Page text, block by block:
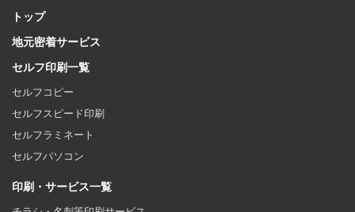
トップ
地元密着サービス
セルフ印刷一覧
セルフコピー
セルフスピード印刷
セルフラミネート
セルフパソコン
印刷・サービス一覧